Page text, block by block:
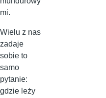
mi.
Wielu z nas
zadaje
sobie to
samo
pytanie:
gdzie leży